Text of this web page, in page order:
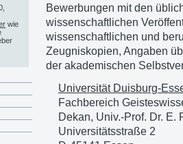
Bewerbungen mit den
wissenschaftlichen
wissenschaftlichen und
Zeugniskopien, Angaben
der akademischen
Universität Duisburg-
Fachbereich
Dekan, Univ.-Prof. Dr. E.
Universitätsstraße 2
wie